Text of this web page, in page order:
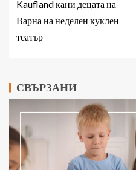
Kaufland кани децата на
Варна на неделен куклен
театър
СВЪРЗАНИ